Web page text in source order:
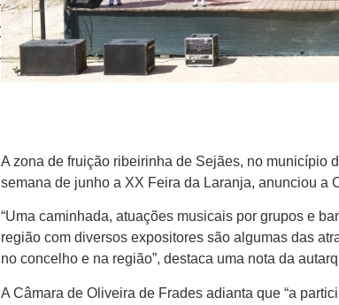
A zona de fruição ribeirinha de Sejães, no município
semana de junho a XX Feira da Laranja, anunciou a
“Uma caminhada, atuações musicais por grupos e
região com diversos expositores são algumas das
no concelho e na região”, destaca uma nota da
A Câmara de Oliveira de Frades adianta que “a